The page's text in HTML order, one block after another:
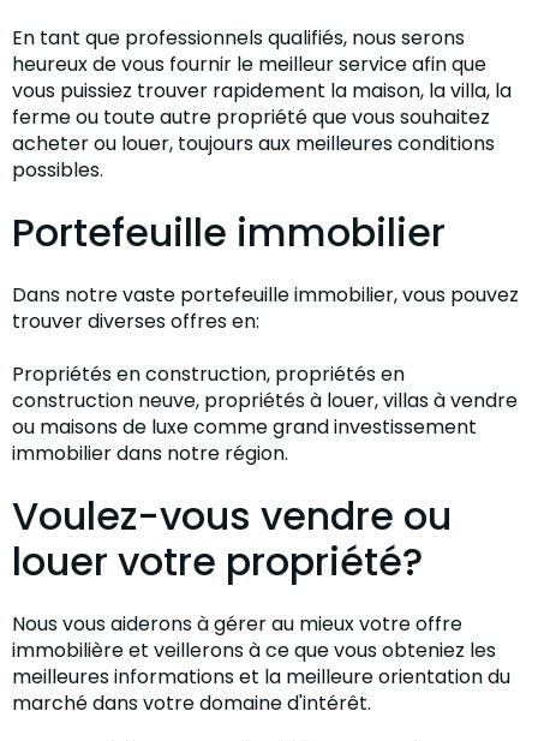
En tant que professionnels qualifiés, nous serons
heureux de vous fournir le meilleur service afin que
vous puissiez trouver rapidement la maison, la villa, la
ferme ou toute autre propriété que vous souhaitez
acheter ou louer, toujours aux meilleures conditions
possibles.
Portefeuille immobilier
Dans notre vaste portefeuille immobilier, vous pouvez
trouver diverses offres en:
Propriétés en construction, propriétés en
construction neuve, propriétés à louer, villas à vendre
ou maisons de luxe comme grand investissement
immobilier dans notre région.
Voulez-vous vendre ou
louer votre propriété?
Nous vous aiderons à gérer au mieux votre offre
immobilière et veillerons à ce que vous obteniez les
meilleures informations et la meilleure orientation du
marché dans votre domaine d'intérêt.